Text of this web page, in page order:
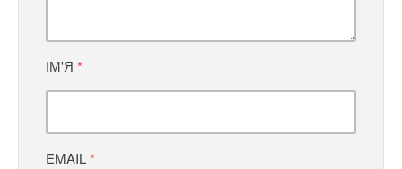
ІМ'Я *
EMAIL*